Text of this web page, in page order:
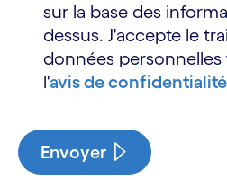
sur la base des
dessus. J'accepte le
données
l'avis de confidentialité
Envoyer